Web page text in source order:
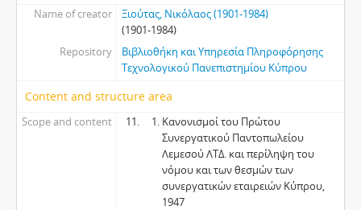
Name of creator
Ξιούτας, Νικόλαος (1901-1984)
(1901-1984)
Repository
Βιβλιοθήκη και Υπηρεσία Πληροφόρησης
Τεχνολογικού Πανεπιστημίου Κύπρου
Content and structure area
Scope and content
Κανονισμοί του Πρώτου
Συνεργατικού Παντοπωλείου
Λεμεσού ΛΤΔ. και περίληψη του
νόμου και των θεσμών των
συνεργατικών εταιρειών Κύπρου,
1947